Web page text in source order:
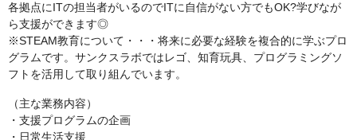
各拠点にITの担当者がいるのでITに自信がない方でもOK?学びなが
ら支援ができます◎
※STEAM教育について・・・将来に必要な経験を複合的に学ぶプロ
グラムです。サンクスラボではレゴ、知育玩具、プログラミングソ
フトを活用して取り組んでいます。
（主な業務内容）
・支援プログラムの企画
・日常生活支援